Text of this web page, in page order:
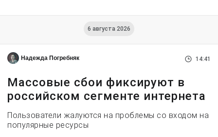
6 августа 2026
Надежда Погребняк 14:41
Массовые сбои фиксируют в
российском сегменте интернета
Пользователи жалуются на проблемы со входом на
популярные ресурсы